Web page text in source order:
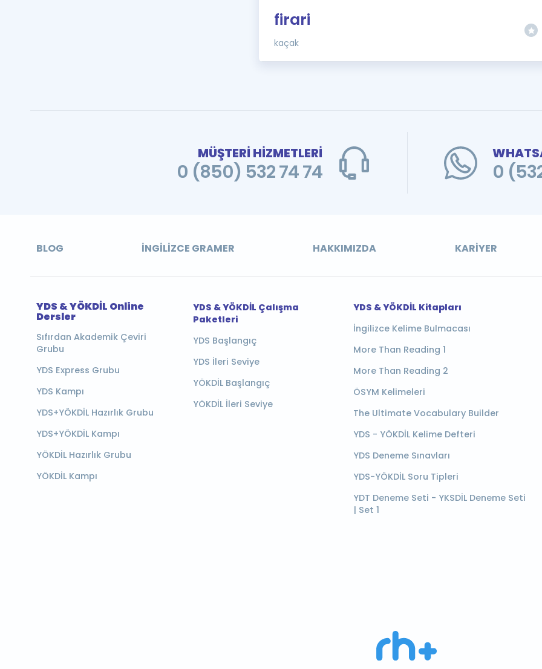
firari
kaçak
MÜŞTERİ HİZMETLERİ
0 (850) 532 74 74 0
BLOG İNGILIZCE GRAMER HAKKIMIZDA KARIYER
YDS & YÖKDİL Online
Dersler
Sıfırdan Akademik Çeviri
Grubu
YDS Express Grubu
YDS Kampı
YDS+YÖKDİL Hazırlık Grubu
YDS+YÖKDİL Kampı
YÖKDİL Hazırlık Grubu
YÖKDİL Kampı
YDS & YÖKDİL Çalışma
Paketleri
YDS Başlangıç
YDS İleri Seviye
YÖKDİL Başlangıç
YÖKDİL İleri Seviye
YDS & YÖKDİL Kitapları
İngilizce Kelime Bulmacası
More Than Reading 1
More Than Reading 2
ÖSYM Kelimeleri
The Ultimate Vocabulary Builder
YDS - YÖKDİL Kelime Defteri
YDS Deneme Sınavları
YDS-YÖKDİL Soru Tipleri
YDT Deneme Seti - YKSDİL Deneme Seti
| Set 1